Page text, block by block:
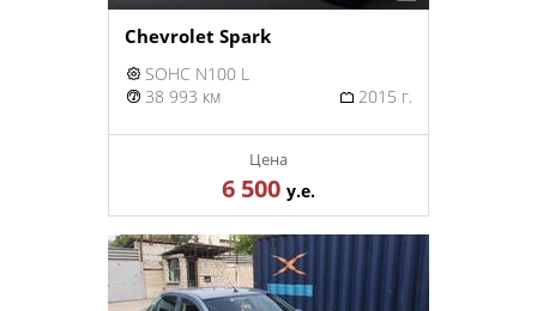
Chevrolet Spark
SOHC N100 L
38 993 км
2015 г.
Цена
6 500 у.е.